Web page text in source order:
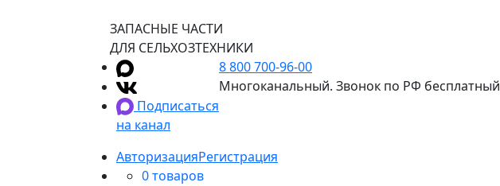
ЗАПАСНЫЕ ЧАСТИ
ДЛЯ СЕЛЬХОЗТЕХНИКИ
Подписаться
на канал
8 800 700-96-00
Многоканальный. Звонок по РФ бесплатный
АвторизацияРегистрация
0 товаров